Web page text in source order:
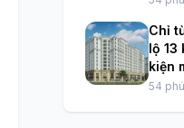
Chỉ
lộ 13
kiện
54